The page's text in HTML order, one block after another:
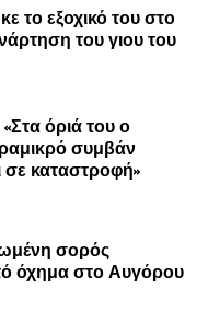
το εξοχικό του στο
του γιου του
όριά του ο
συμβάν
καταστροφή»
σορός
όχημα στο Αυγόρου